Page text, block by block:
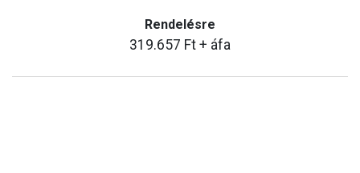
Rendelésre
319.657 Ft + áfa